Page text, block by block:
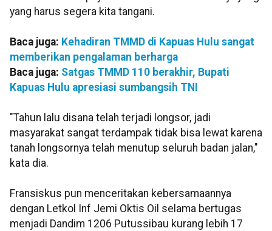
yang harus segera kita tangani.
Baca juga: Kehadiran TMMD di Kapuas Hulu sangat
memberikan pengalaman berharga
Baca juga: Satgas TMMD 110 berakhir, Bupati
Kapuas Hulu apresiasi sumbangsih TNI
"Tahun lalu disana telah terjadi longsor, jadi
masyarakat sangat terdampak tidak bisa lewat karena
tanah longsornya telah menutup seluruh badan jalan,"
kata dia.
Fransiskus pun menceritakan kebersamaannya
dengan Letkol Inf Jemi Oktis Oil selama bertugas
menjadi Dandim 1206 Putussibau kurang lebih 17